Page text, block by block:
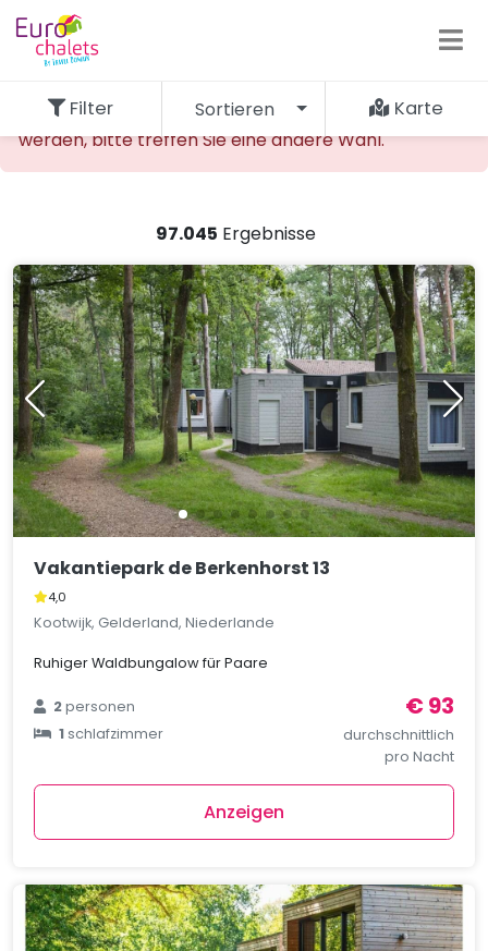
Die gewünschte Unterkunft kann nicht gefunden
werden, bitte treffen Sie eine andere Wahl.
97.045 Ergebnisse
Filter Sortieren Karte
Vakantiepark de Berkenhorst 13
4,0
Kootwijk, Gelderland, Niederlande
Ruhiger Waldbungalow für Paare
2personen
1schlafzimmer
€ 93
durchschnittlich
pro Nacht
Anzeigen